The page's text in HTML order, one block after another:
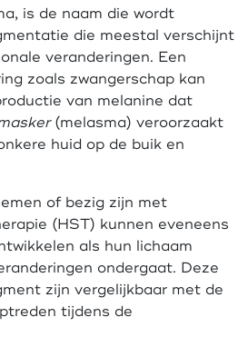
is de naam die wordt
die meestal verschijnt
veranderingen. Een
zoals zwangerschap kan
van melanine dat
(melasma) veroorzaakt
huid op de buik en
of bezig zijn met
(HST) kunnen eveneens
als hun lichaam
ondergaat. Deze
zijn vergelijkbaar met de
tijdens de